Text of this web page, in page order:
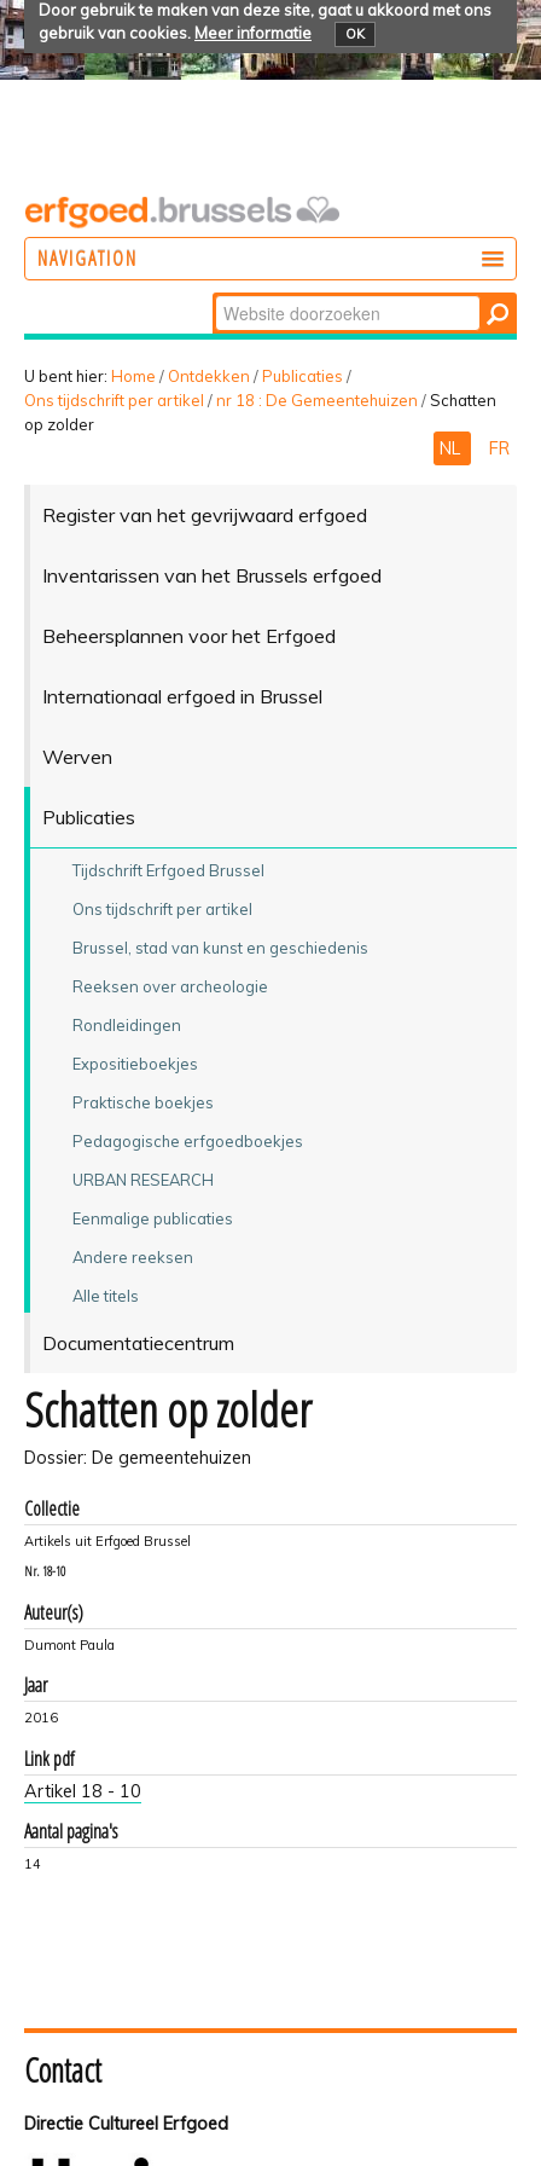
Door gebruik te maken van deze site, gaat u akkoord met ons
gebruik van cookies. Meer informatie OK
NAVIGATION
BELEVEN
Zoek
Geavanceerd
zoeken...
U bent hier: Home / Ontdekken /Publicaties /
Ons tijdschrift per artikel /nr 18 : De Gemeentehuizen /Schatten
op zolder
NL FR
Register van het gevrijwaard erfgoed
Inventarissen van het Brussels erfgoed
Beheersplannen voor het Erfgoed
Internationaal erfgoed in Brussel
Werven
Publicaties
Tijdschrift Erfgoed Brussel
Ons tijdschrift per artikel
Brussel, stad van kunst en geschiedenis
Reeksen over archeologie
Rondleidingen
Expositieboekjes
Praktische boekjes
Pedagogische erfgoedboekjes
URBAN RESEARCH
Eenmalige publicaties
Andere reeksen
Alle titels
Documentatiecentrum
Schatten op zolder
Dossier: De gemeentehuizen
Collectie
Artikels uit Erfgoed Brussel
Nr. 18-10
Auteur(s)
Dumont Paula
Jaar
2016
Link pdf
Artikel 18 - 10
Aantal pagina's
14
Contact
Directie Cultureel Erfgoed